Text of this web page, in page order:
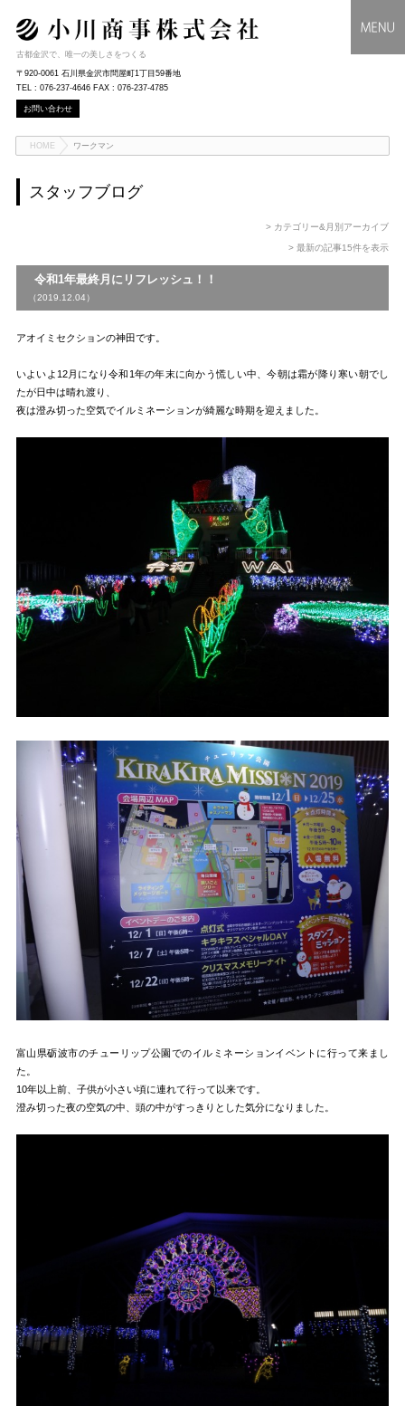
古都金沢で、唯一の美しさをつくる
〒920-0061 石川県金沢市問屋町1丁目59番地
TEL : 076-237-4646 FAX : 076-237-4785
お問い合わせ
HOME ワークマン
スタッフブログ
> カテゴリー&月別アーカイブ
> 最新の記事15件を表示
令和1年最終月にリフレッシュ！！
（2019.12.04）
アオイミセクションの神田です。
いよいよ12月になり令和1年の年末に向かう慌しい中、今朝は霜が降り寒い朝でし
たが日中は晴れ渡り、
夜は澄み切った空気でイルミネーションが綺麗な時期を迎えました。
富山県砺波市のチューリップ公園でのイルミネーションイベントに行って来まし
た。
10年以上前、子供が小さい頃に連れて行って以来です。
澄み切った夜の空気の中、頭の中がすっきりとした気分になりました。